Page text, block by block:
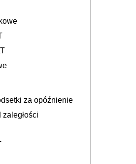
za opóźnienie
zaległości